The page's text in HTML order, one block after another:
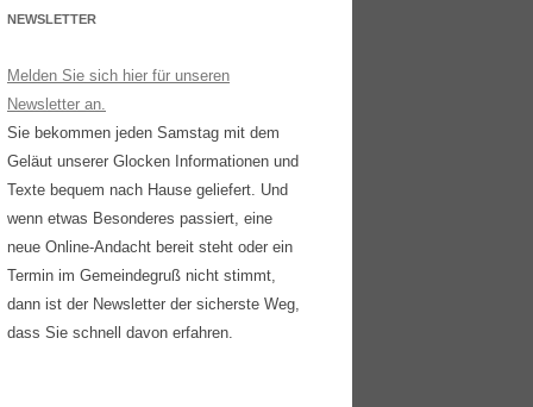
NEWSLETTER
Melden Sie sich hier für unseren
Newsletter an.
Sie bekommen jeden Samstag mit dem
Geläut unserer Glocken Informationen und
Texte bequem nach Hause geliefert. Und
wenn etwas Besonderes passiert, eine
neue Online-Andacht bereit steht oder ein
Termin im Gemeindegruß nicht stimmt,
dann ist der Newsletter der sicherste Weg,
dass Sie schnell davon erfahren.